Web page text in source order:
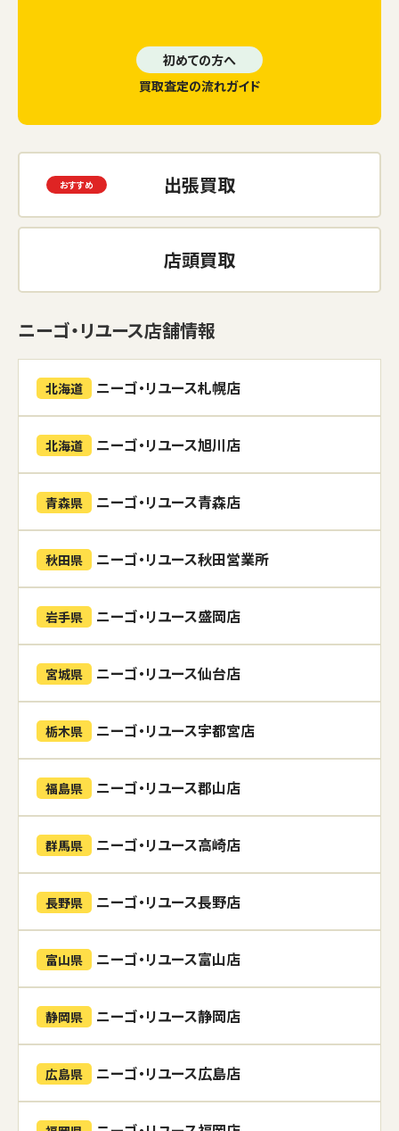
初めての方へ
買取査定の流れガイド
出張買取
店頭買取
ニーゴ・リユース店舗情報
北海道 ニーゴ・リユース札幌店
北海道 ニーゴ・リユース旭川店
青森県 ニーゴ・リユース青森店
秋田県 ニーゴ・リユース秋田営業所
岩手県 ニーゴ・リユース盛岡店
宮城県 ニーゴ・リユース仙台店
栃木県 ニーゴ・リユース宇都宮店
福島県 ニーゴ・リユース郡山店
群馬県 ニーゴ・リユース高崎店
長野県 ニーゴ・リユース長野店
富山県 ニーゴ・リユース富山店
静岡県 ニーゴ・リユース静岡店
広島県 ニーゴ・リユース広島店